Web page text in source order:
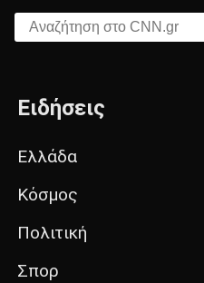
Αναζήτηση στο CNN.gr
Ειδήσεις
Ελλάδα
Κόσμος
Πολιτική
Σπορ